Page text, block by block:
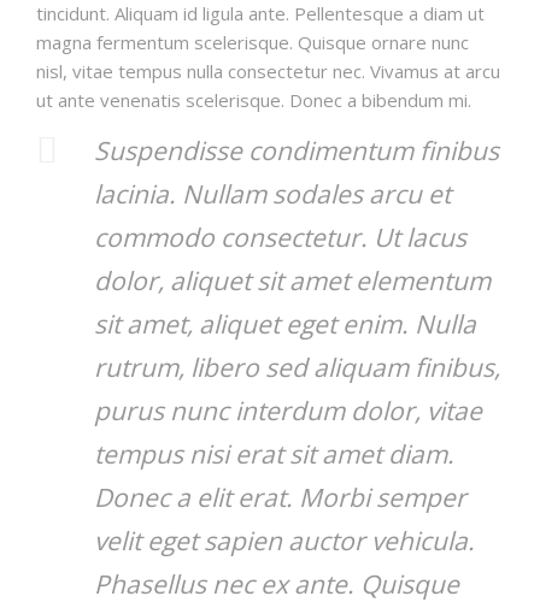
tincidunt. Aliquam id ligula ante. Pellentesque a diam ut
magna fermentum scelerisque. Quisque ornare nunc
nisl, vitae tempus nulla consectetur nec. Vivamus at arcu
ut ante venenatis scelerisque. Donec a bibendum mi.
Suspendisse condimentum finibus
lacinia. Nullam sodales arcu et
commodo consectetur. Ut lacus
dolor, aliquet sit amet elementum
sit amet, aliquet eget enim. Nulla
rutrum, libero sed aliquam finibus,
purus nunc interdum dolor, vitae
tempus nisi erat sit amet diam.
Donec a elit erat. Morbi semper
velit eget sapien auctor vehicula.
Phasellus nec ex ante. Quisque